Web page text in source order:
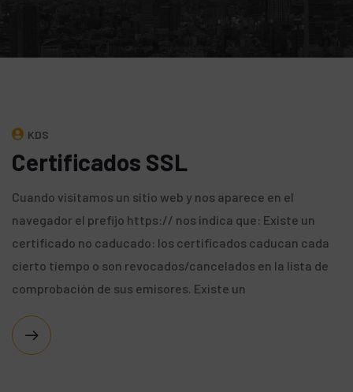
KDS
Certificados SSL
Cuando visitamos un sitio web y nos aparece en el
navegador el prefijo https:// nos indica que: Existe un
certificado no caducado: los certificados caducan cada
cierto tiempo o son revocados/cancelados en la lista de
comprobación de sus emisores. Existe un